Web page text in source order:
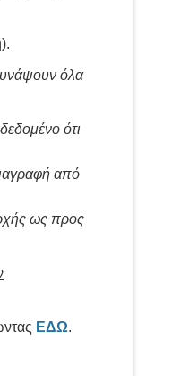
όλα
ότι
από
ως προς
ΕΔΩ.